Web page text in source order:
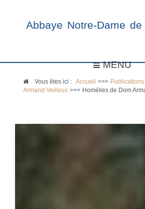
Abbaye Notre-Dame
MENU
Vous êtes ici :Accueil >>> Publications
Armand Veilleux >>> Homélies de Dom